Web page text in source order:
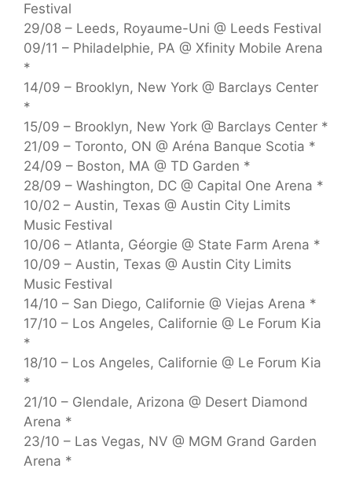
Festival
29/08 – Leeds, Royaume-Uni @ Leeds Festival
09/11 – Philadelphie, PA @ Xfinity Mobile Arena
*
14/09 – Brooklyn, New York @ Barclays Center
*
15/09 – Brooklyn, New York @ Barclays Center *
21/09 – Toronto, ON @ Aréna Banque Scotia *
24/09 – Boston, MA @ TD Garden *
28/09 – Washington, DC @ Capital One Arena *
10/02 – Austin, Texas @ Austin City Limits
Music Festival
10/06 – Atlanta, Géorgie @ State Farm Arena *
10/09 – Austin, Texas @ Austin City Limits
Music Festival
14/10 – San Diego, Californie @ Viejas Arena *
17/10 – Los Angeles, Californie @ Le Forum Kia
*
18/10 – Los Angeles, Californie @ Le Forum Kia
*
21/10 – Glendale, Arizona @ Desert Diamond
Arena *
23/10 – Las Vegas, NV @ MGM Grand Garden
Arena *